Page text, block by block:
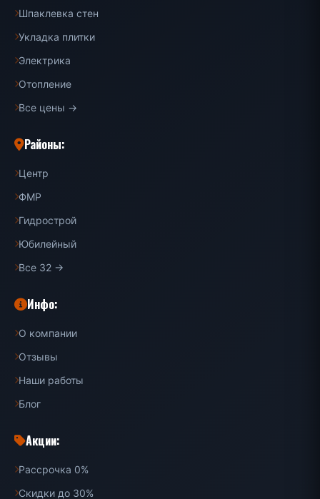
Шпаклевка стен
Укладка плитки
Электрика
Отопление
Все цены →
Районы:
Центр
ФМР
Гидрострой
Юбилейный
Все 32 →
Инфо:
О компании
Отзывы
Наши работы
Блог
Акции:
Рассрочка 0%
Скидки до 30%